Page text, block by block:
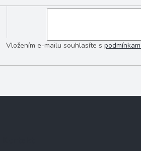
Vložením e-mailu souhlasíte s